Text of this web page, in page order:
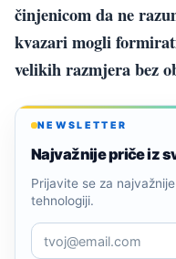
činjenicom da ne
kvazari mogli
velikih razmjera bez
NEWSLETTER
Najvažnije priče iz
Prijavite se za
tehnologiji.